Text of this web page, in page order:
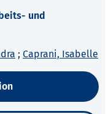
und
; Caprani, Isabelle